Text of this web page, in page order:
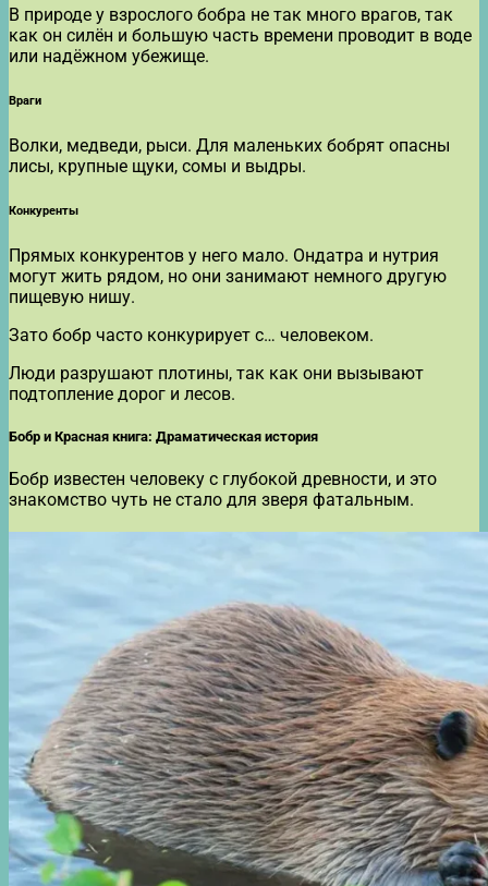
В природе у взрослого бобра не так много врагов, так
как он силён и большую часть времени проводит в воде
или надёжном убежище.
Враги
Волки, медведи, рыси. Для маленьких бобрят опасны
лисы, крупные щуки, сомы и выдры.
Конкуренты
Прямых конкурентов у него мало. Ондатра и нутрия
могут жить рядом, но они занимают немного другую
пищевую нишу.
Зато бобр часто конкурирует с… человеком.
Люди разрушают плотины, так как они вызывают
подтопление дорог и лесов.
Бобр и Красная книга: Драматическая история
Бобр известен человеку с глубокой древности, и это
знакомство чуть не стало для зверя фатальным.